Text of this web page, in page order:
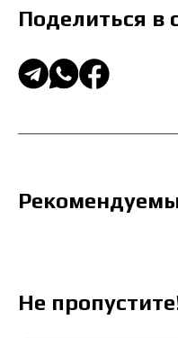
Поделиться в
Не